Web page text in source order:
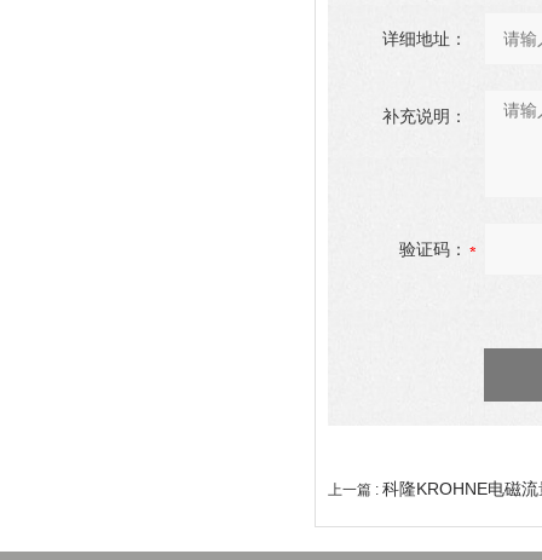
详细地址：
补充说明：
验证码：
上一篇 : 科隆KROHNE电磁